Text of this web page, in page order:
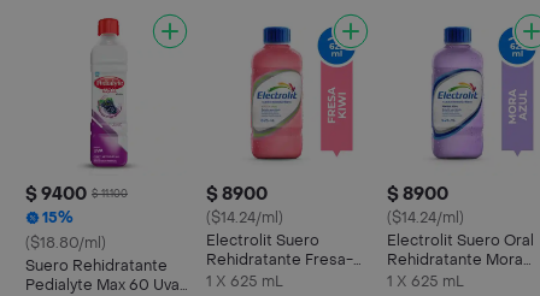
$ 9400 $ 11.100
15%
($18.80/ml)
Suero Rehidratante
Pedialyte Max 60 Uva
$ 8900
($14.24/ml)
Electrolit Suero
Rehidratante Fresa-
Kiwi
1 X 625 mL
$ 8900
($14.24/ml)
Electrolit Suero Oral
Rehidratante Mora
Azul
1 X 625 mL